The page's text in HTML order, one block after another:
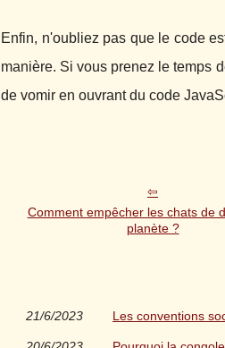
Enfin, n'oubliez pas que le code
manière. Si vous prenez le temps
de vomir en ouvrant du code
Comment empêcher les chats de
planète ?
21/6/2023 Les conventions